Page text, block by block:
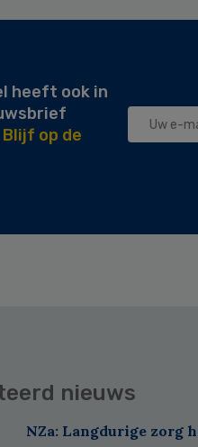
heeft ook in
Blijf op de
nieuws
NZa: Langdurige zorg